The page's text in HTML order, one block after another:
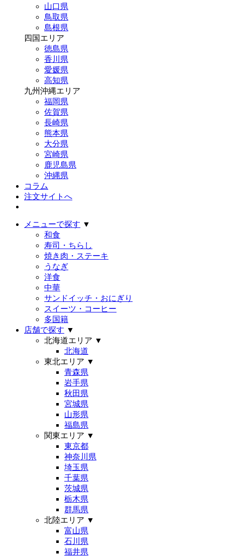
山口県
鳥取県
島根県
四国エリア
徳島県
香川県
愛媛県
高知県
九州沖縄エリア
福岡県
佐賀県
長崎県
熊本県
大分県
宮崎県
鹿児島県
沖縄県
コラム
注文サイトへ
メニューで探す ▼
和食
寿司・ちらし
焼き肉・ステーキ
うなぎ
洋食
中華
サンドイッチ・おにぎり
スイーツ・コーヒー
多国籍
店舗で探す ▼
北海道エリア ▼
北海道
東北エリア ▼
青森県
岩手県
秋田県
宮城県
山形県
福島県
関東エリア ▼
東京都
神奈川県
埼玉県
千葉県
茨城県
栃木県
群馬県
北陸エリア ▼
富山県
石川県
福井県